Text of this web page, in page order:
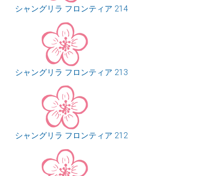
シャングリラ フロンティア 214
シャングリラ フロンティア 213
シャングリラ フロンティア 212